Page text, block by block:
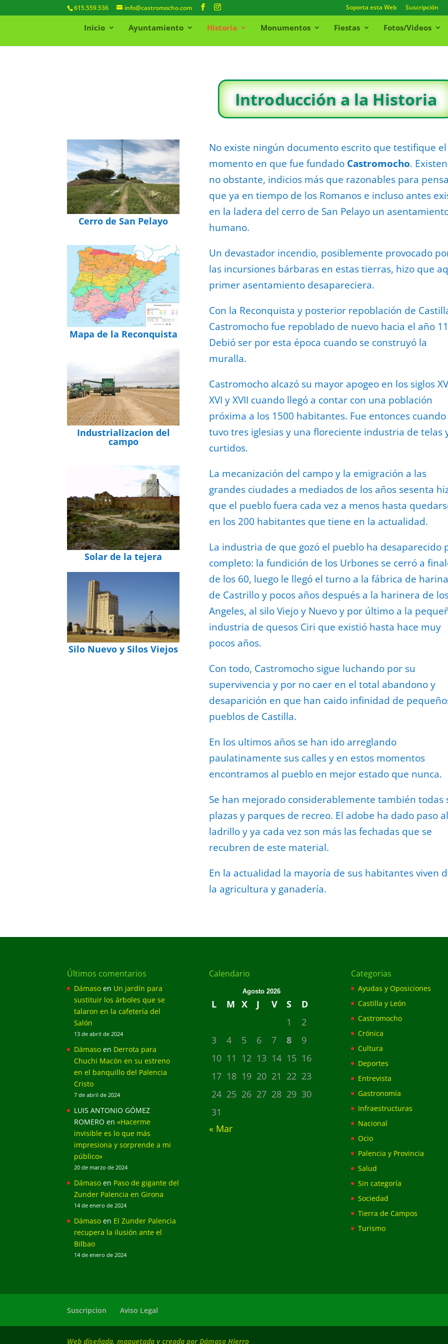
615.559.536 info@castromocho.com Soporta esta Web Suscripción
Inicio Ayuntamiento Historia Monumentos Fiestas Fotos/Videos
Introducción a la Historia
Cerro de San Pelayo
Mapa de la Reconquista
Industrializacion del
campo
Solar de la tejera
Silo Nuevo y Silos Viejos
No existe ningún documento escrito que testifique el
momento en que fue fundado Castromocho.
no obstante, indicios más que razonables para
que ya en tiempo de los Romanos e incluso antes
en la ladera del cerro de San Pelayo un
humano.
Un devastador incendio, posiblemente provocado
las incursiones bárbaras en estas tierras, hizo que
primer asentamiento desapareciera.
Con la Reconquista y posterior repoblación de
Castromocho fue repoblado de nuevo hacia el año
Debió ser por esta época cuando se construyó la
muralla.
Castromocho alcazó su mayor apogeo en los siglos
XVI y XVII cuando llegó a contar con una población
próxima a los 1500 habitantes. Fue entonces cuando
tuvo tres iglesias y una floreciente industria de telas
curtidos.
La mecanización del campo y la emigración a las
grandes ciudades a mediados de los años sesenta
que el pueblo fuera cada vez a menos hasta
en los 200 habitantes que tiene en la actualidad.
La industria de que gozó el pueblo ha desaparecido
completo: la fundición de los Urbones se cerró a
de los 60, luego le llegó el turno a la fábrica de
de Castrillo y pocos años después a la harinera de
Angeles, al silo Viejo y Nuevo y por último a la
industria de quesos Ciri que existió hasta hace muy
pocos años.
Con todo, Castromocho sigue luchando por su
supervivencia y por no caer en el total abandono y
desaparición en que han caido infinidad de
pueblos de Castilla.
En los ultimos años se han ido arreglando
paulatinamente sus calles y en estos momentos
encontramos al pueblo en mejor estado que nunca.
Se han mejorado considerablemente también todas
plazas y parques de recreo. El adobe ha dado paso al
ladrillo y ya cada vez son más las fechadas que se
recubren de este material.
En la actualidad la mayoría de sus habitantes viven
la agricultura y ganadería.
Últimos comentarios
Dámaso en Un jardín para
sustituir los árboles que se
talaron en la cafetería del
Salón
13 de abril de 2024
Dámaso en Derrota para
Chuchi Macón en su estreno
en el banquillo del Palencia
Cristo
7 de abril de 2024
LUIS ANTONIO GÓMEZ
ROMERO en«Hacerme
invisible es lo que más
impresiona y sorprende a mi
público»
20 de marzo de 2024
Dámaso en Paso de gigante del
Zunder Palencia en Girona
14 de enero de 2024
Dámaso en El Zunder Palencia
recupera la ilusión ante el
Bilbao
14 de enero de 2024
Calendario
Agosto 2026
L M X J V S
D
1
2
3
4 5 6 7 8
9
10 11 12 13 14 15 16
17 18 19 20 21 22 23
24 25 26 27 28 29 30
31
« Mar
Categorias
Ayudas y Oposiciones
Castilla y León
Castromocho
Crónica
Cultura
Deportes
Entrevista
Gastronomía
Infraestructuras
Nacional
Ocio
Palencia y Provincia
Salud
Sin categoría
Sociedad
Tierra de Campos
Turismo
Suscripcion Aviso Legal
Web diseñada, maquetada y creada por Dámaso Hierro